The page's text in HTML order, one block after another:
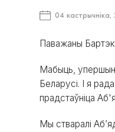
04 кастрычніка,
Паважаны
Мабыць,
Беларусі. І я
прадстаўніца
Мы стваралі